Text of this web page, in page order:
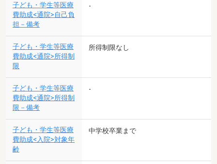
子ども・学生等医療
費助成<通院>自己負
担－備考
-
子ども・学生等医療
費助成<通院>所得制
限
所得制限なし
子ども・学生等医療
費助成<通院>所得制
限－備考
-
子ども・学生等医療
費助成<入院>対象年
齢
中学校卒業まで